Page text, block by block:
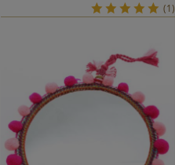
(1)